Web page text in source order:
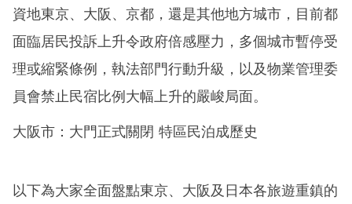
資地東京、大阪、京都，還是其他地方城市，目前都
面臨居民投訴上升令政府倍感壓力，多個城市暫停受
理或縮緊條例，執法部門行動升級，以及物業管理委
員會禁止民宿比例大幅上升的嚴峻局面。
大阪市：大門正式關閉 特區民泊成歷史
以下為大家全面盤點東京、大阪及日本各旅遊重鎮的